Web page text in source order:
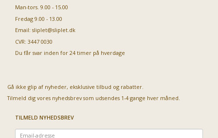
Man-tors. 9.00 - 15.00
Fredag 9.00 - 13.00
Email: sliplet@sliplet.dk
CVR: 3447 0030
Du får svar inden for 24 timer på hverdage
Gå ikke glip af nyheder, eksklusive tilbud og rabatter.
Tilmeld dig vores nyhedsbrev som udsendes 1-4 gange hver måned.
TILMELD NYHEDSBREV
Email-